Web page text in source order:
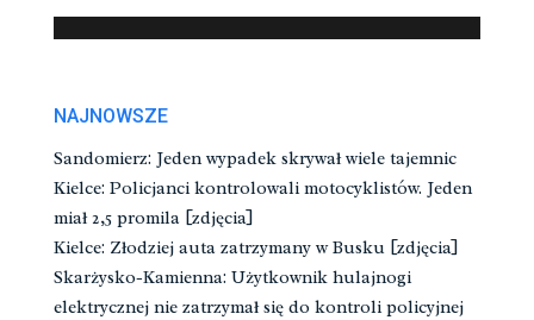
NAJNOWSZE
Sandomierz: Jeden wypadek skrywał wiele tajemnic
Kielce: Policjanci kontrolowali motocyklistów. Jeden
miał 2,5 promila [zdjęcia]
Kielce: Złodziej auta zatrzymany w Busku [zdjęcia]
Skarżysko-Kamienna: Użytkownik hulajnogi
elektrycznej nie zatrzymał się do kontroli policyjnej